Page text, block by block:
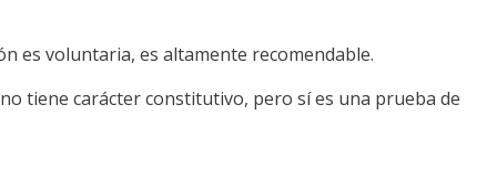
es voluntaria, es altamente recomendable.
tiene carácter constitutivo, pero sí es una prueba de